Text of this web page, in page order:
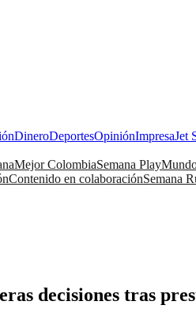
DineroDeportesOpiniónImpresaJet
Mejor ColombiaSemana Play
Contenido en colaboraciónSemana
decisiones tras